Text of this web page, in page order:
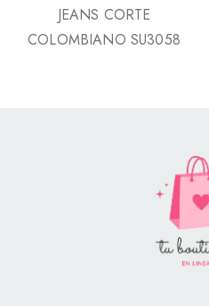
JEANS CORTE
COLOMBIANO SU3058